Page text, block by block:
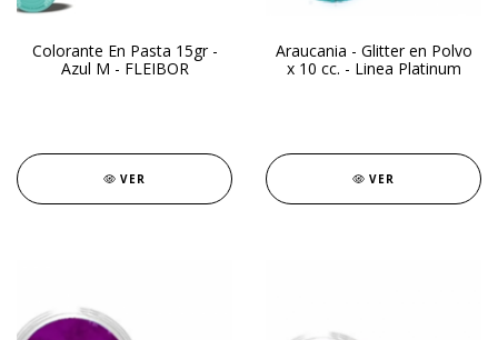
Colorante En Pasta 15gr -
Azul M - FLEIBOR
VER
Araucania - Glitter en Polvo
x 10 cc. - Linea Platinum
VER